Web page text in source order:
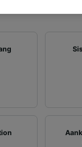
fra kr 2 089,68.
process
geolocation data.
for
content
and services